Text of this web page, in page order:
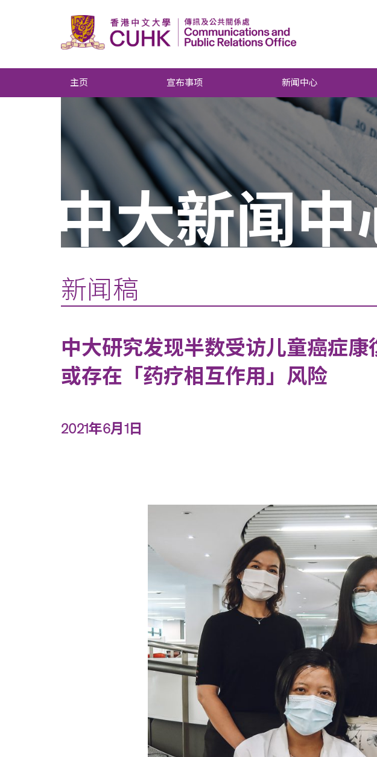
主页 宣布事项 新闻中心
中大新闻中
新闻稿
中大研究发现半数受访儿童癌症
或存在「药疗相互作用」风险
2021年6月1日